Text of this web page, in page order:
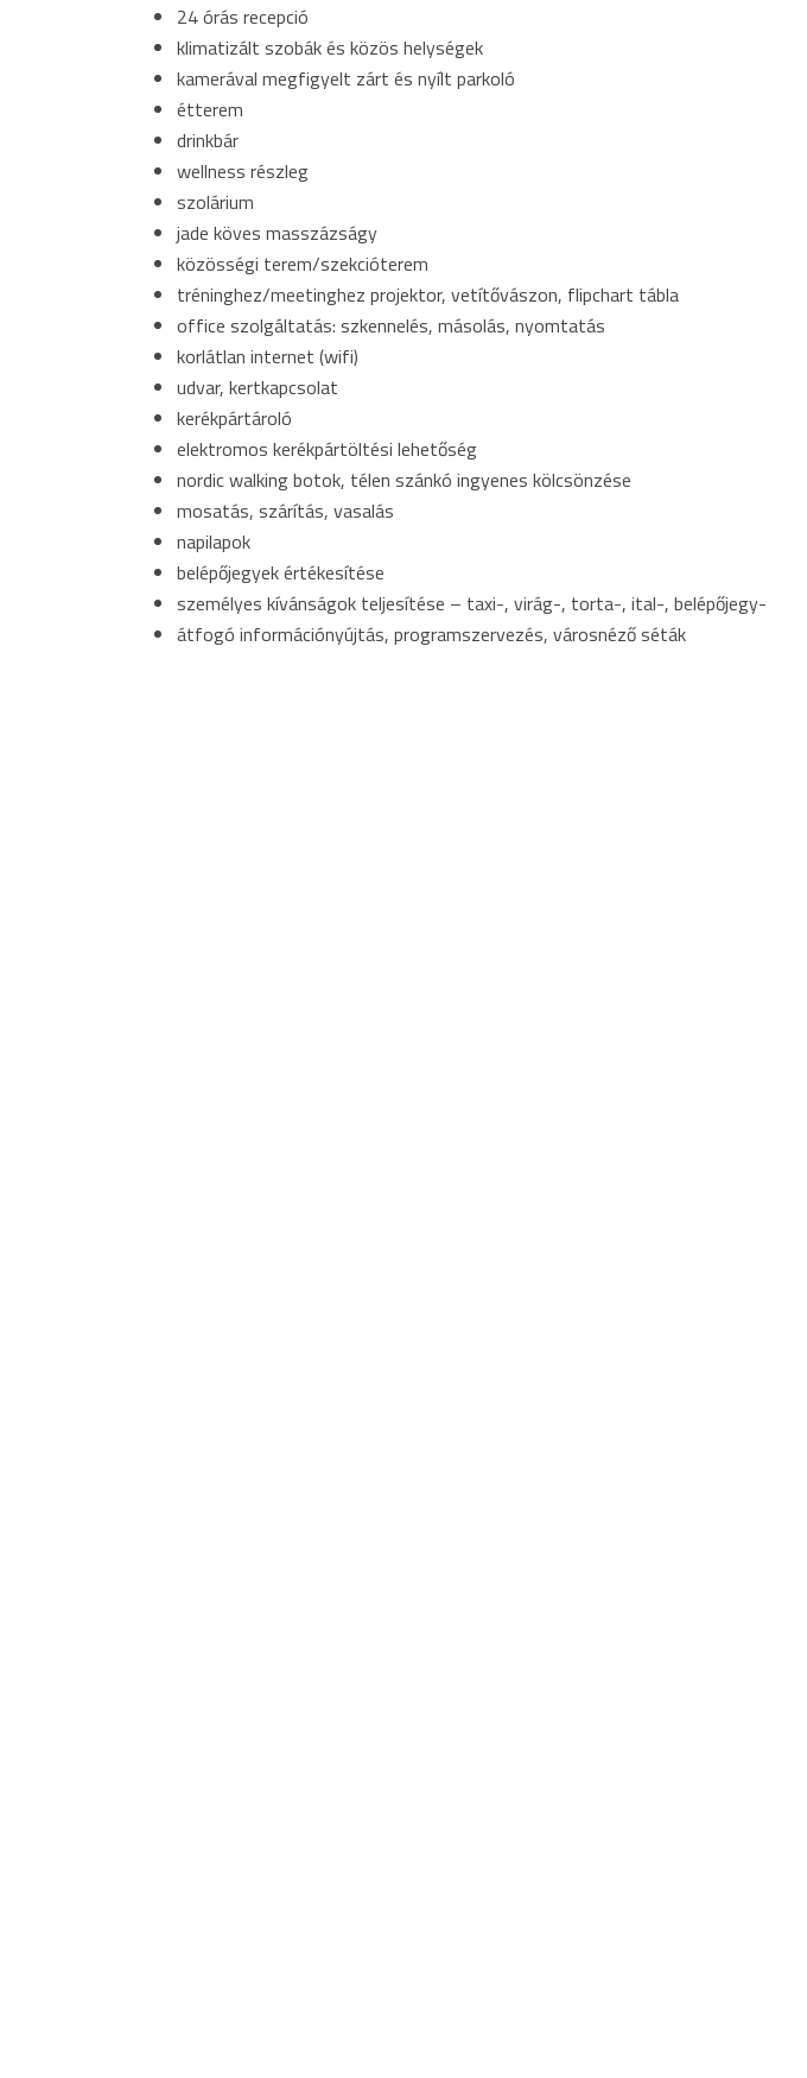
24 órás recepció
klimatizált szobák és közös helységek
kamerával megfigyelt zárt és nyílt parkoló
étterem
drinkbár
wellness részleg
szolárium
jade köves masszázságy
közösségi terem/szekcióterem
tréninghez/meetinghez projektor, vetítővászon, flipchart tábla
office szolgáltatás: szkennelés, másolás, nyomtatás
korlátlan internet (wifi)
udvar, kertkapcsolat
kerékpártároló
elektromos kerékpártöltési lehetőség
nordic walking botok, télen szánkó ingyenes kölcsönzése
mosatás, szárítás, vasalás
napilapok
belépőjegyek értékesítése
személyes kívánságok teljesítése – taxi-, virág-, torta-, ital-, belépőjegy-
átfogó információnyújtás, programszervezés, városnéző séták